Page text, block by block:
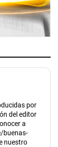
por
del editor
a
buenas-
nuestro